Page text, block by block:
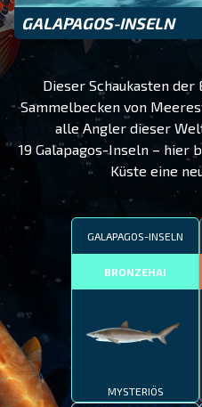
GALAPAGOS-INSELN
Dieser Schaukasten
Sammelbecken von
alle Angler dieser
19 Galapagos-Inseln – hier
Küste eine
GALAPAGOS-INSELN
BRONZEHAI
MYSTERIÖS